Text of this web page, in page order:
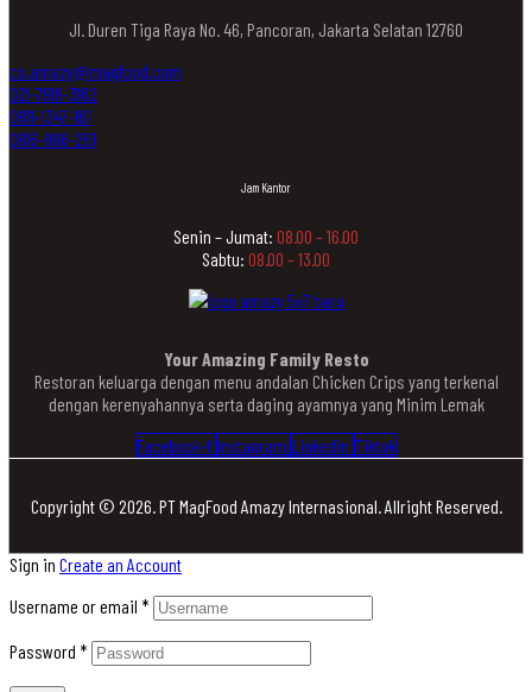
Jl. Duren Tiga Raya No. 46, Pancoran, Jakarta Selatan 12760
cs.amazy@magfood.com
021-7919-3162
0811-1347-161
0816-866-251
Jam Kantor
Senin – Jumat: 08.00 – 16.00
Sabtu: 08.00 – 13.00
Your Amazing Family Resto
Restoran keluarga dengan menu andalan Chicken Crips yang terkenal
dengan kerenyahannya serta daging ayamnya yang Minim Lemak
Facebook-f Instagram Linkedin Tiktok
Copyright © 2026. PT MagFood Amazy Internasional. Allright Reserved.
Sign in Create an Account
Username or email *
Password *